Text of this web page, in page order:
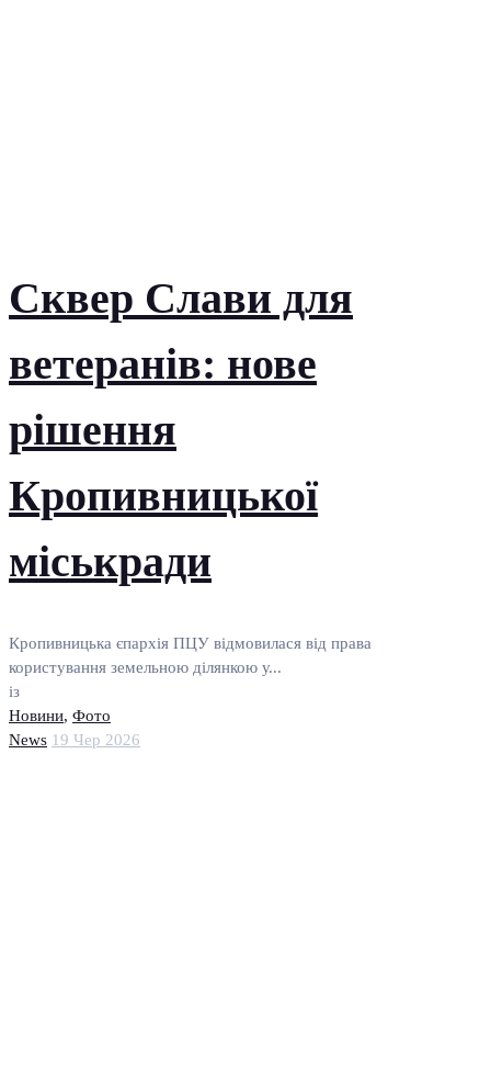
Сквер Слави для
ветеранів: нове
рішення
Кропивницької
міськради
Кропивницька єпархія ПЦУ відмовилася від права
користування земельною ділянкою у...
із
Новини, Фото
News 19 Чер 2026